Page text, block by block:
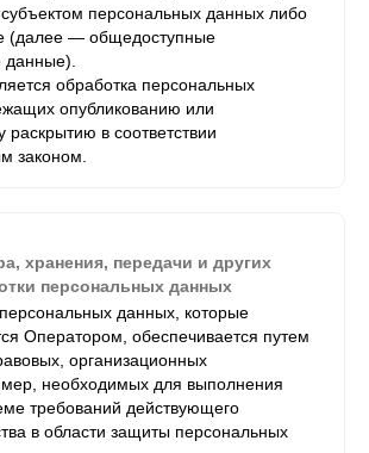
персональных данных либо
(далее — общедоступные
обработка персональных
опубликованию или
раскрытию в соответствии
законом.
хранения, передачи и других
персональных данных
данных, которые
Оператором, обеспечивается путем
организационных
мер, необходимых для выполнения
требований действующего
в области защиты персональных